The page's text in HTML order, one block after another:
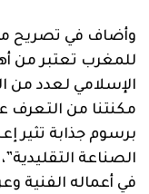
وأضاف في تصريح
للمغرب تعتبر من
الإسلامي لعدد
مكنتنا من التعرف
برسوم جذابة تثير
الصناعة
في أعماله الفنية